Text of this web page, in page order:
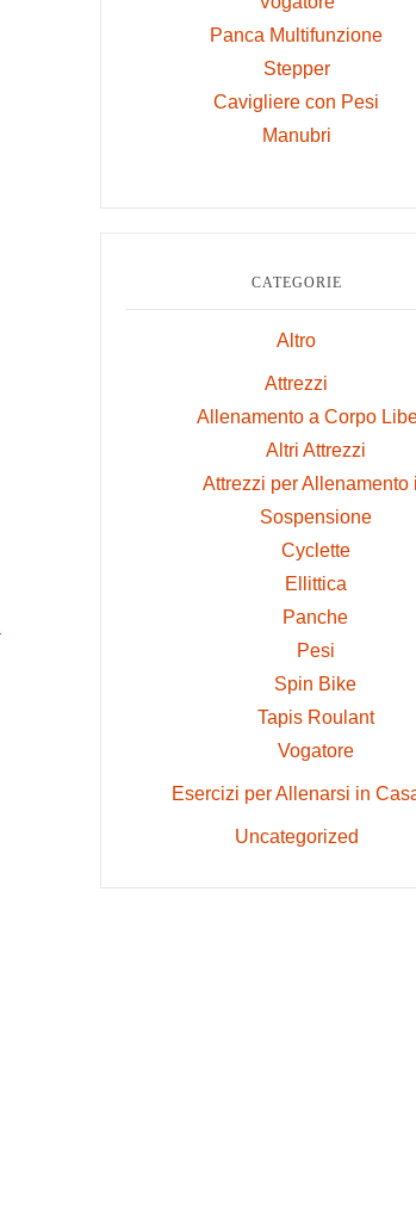
Panca Multifunzione
Stepper
Cavigliere con Pesi
Manubri
CATEGORIE
Altro
Attrezzi
Allenamento a Corpo
Altri Attrezzi
Attrezzi per Allenamento
Sospensione
Cyclette
Ellittica
Panche
Pesi
Spin Bike
Tapis Roulant
Vogatore
Esercizi per Allenarsi in
Uncategorized